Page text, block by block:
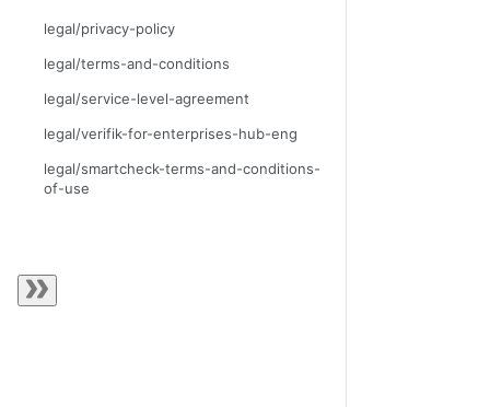
legal/privacy-policy
legal/terms-and-conditions
legal/service-level-agreement
legal/verifik-for-enterprises-hub-eng
legal/smartcheck-terms-and-conditions-
of-use